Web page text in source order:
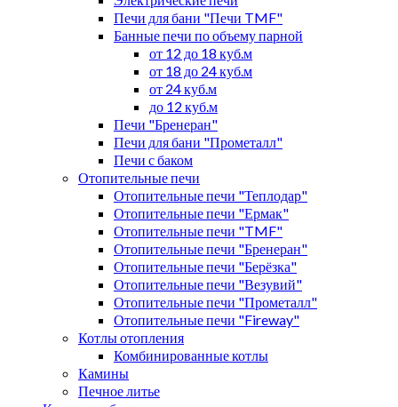
Печи для бани "Печи TMF"
Банные печи по объему парной
от 12 до 18 куб.м
от 18 до 24 куб.м
от 24 куб.м
до 12 куб.м
Печи "Бренеран"
Печи для бани "Прометалл"
Печи с баком
Отопительные печи
Отопительные печи "Теплодар"
Отопительные печи "Ермак"
Отопительные печи "TMF"
Отопительные печи "Бренеран"
Отопительные печи "Берёзка"
Отопительные печи "Везувий"
Отопительные печи "Прометалл"
Отопительные печи "Fireway"
Котлы отопления
Комбинированные котлы
Камины
Печное литье